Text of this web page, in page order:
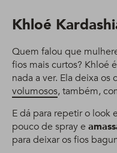
Khloé
Quem falou que
fios mais curtos? Khloé
nada a ver. Ela deixa
volumosos, também,
E dá para repetir o look
pouco de spray e
para deixar os fios